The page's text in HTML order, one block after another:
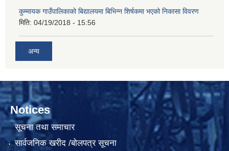
कुम्मायक गाउँपालिकाको बिद्यालयमा बिभिन्न शिर्षकमा भएको निकासा विवरण
मिति: 04/19/2018 - 15:56
अन्य
Notices
सूचना तथा समाचार
सार्वजनिक खरीद /बोलपत्र सूचना